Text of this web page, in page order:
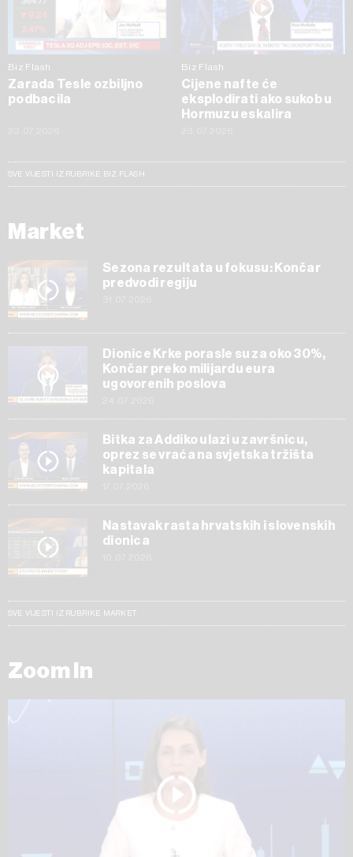
Biz Flash
Zarada Tesle ozbiljno
podbacila
Biz Flash
Cijene nafte će
eksplodirati ako sukob u
Hormuzu eskalira
SVE VIJESTI IZ RUBRIKE BIZ FLASH
Market
Sezona rezultata u fokusu: Končar
predvodi regiju
Dionice Krke porasle su za oko 30%,
Končar preko milijardu eura
ugovorenih poslova
Bitka za Addiko ulazi u završnicu,
oprez se vraća na svjetska tržišta
kapitala
Nastavak rasta hrvatskih i slovenskih
dionica
SVE VIJESTI IZ RUBRIKE MARKET
Zoom In